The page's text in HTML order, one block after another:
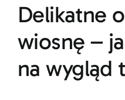
Delikatne
wiosnę –
na wygląd